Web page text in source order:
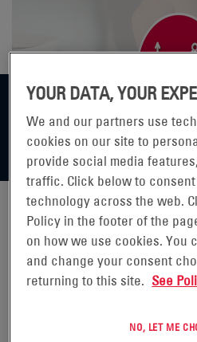
FIRMA ENERSYS
WYNIKI ZA
ROKU
YOUR DATA, YOUR
We and our partners use
cookies on our site to
provide social media
traffic. Click below to
technology across the web.
Policy in the footer of the
on how we use cookies. You
and change your consent
returning to this site. See
NO, LET ME